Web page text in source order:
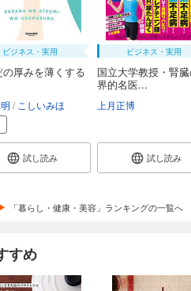
ビジネス・実用
の厚みを薄くする
こしいみほ
試し読み
ビジネス・実用
国立大学教授・腎
界的名医...
上月正博
試し読み
「暮らし・健康・美容」ランキングの一覧へ
すめ